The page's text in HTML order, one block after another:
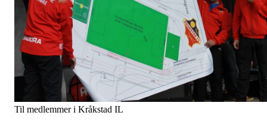
Til medlemmer i Kråkstad IL